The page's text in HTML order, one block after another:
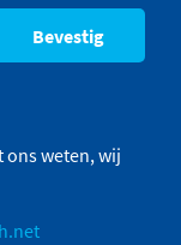
Bevestig
ons weten, wij